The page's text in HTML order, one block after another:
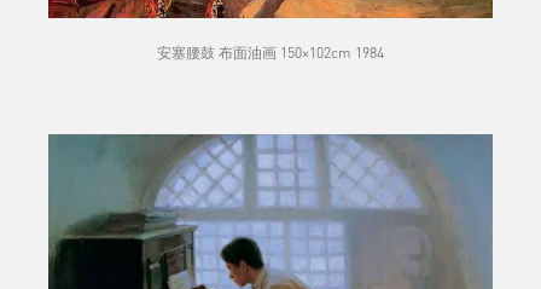
安塞腰鼓 布面油画 150×102cm 1984